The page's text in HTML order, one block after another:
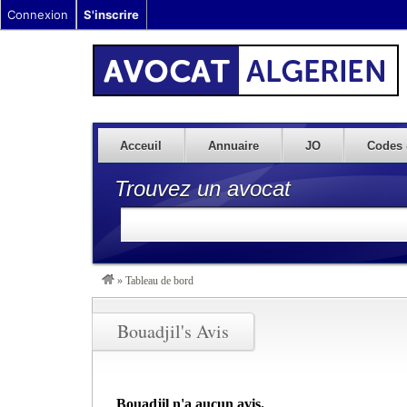
Acceuil Annuaire JO Codes
Trouvez un avocat
» Tableau de bord
Bouadjil's Avis
Bouadjil n'a aucun avis.
Connexion S'inscrire